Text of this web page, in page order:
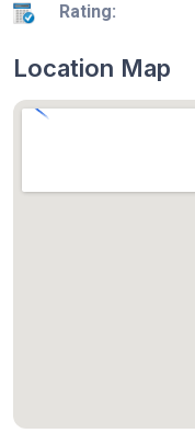
Rating:
Location Map